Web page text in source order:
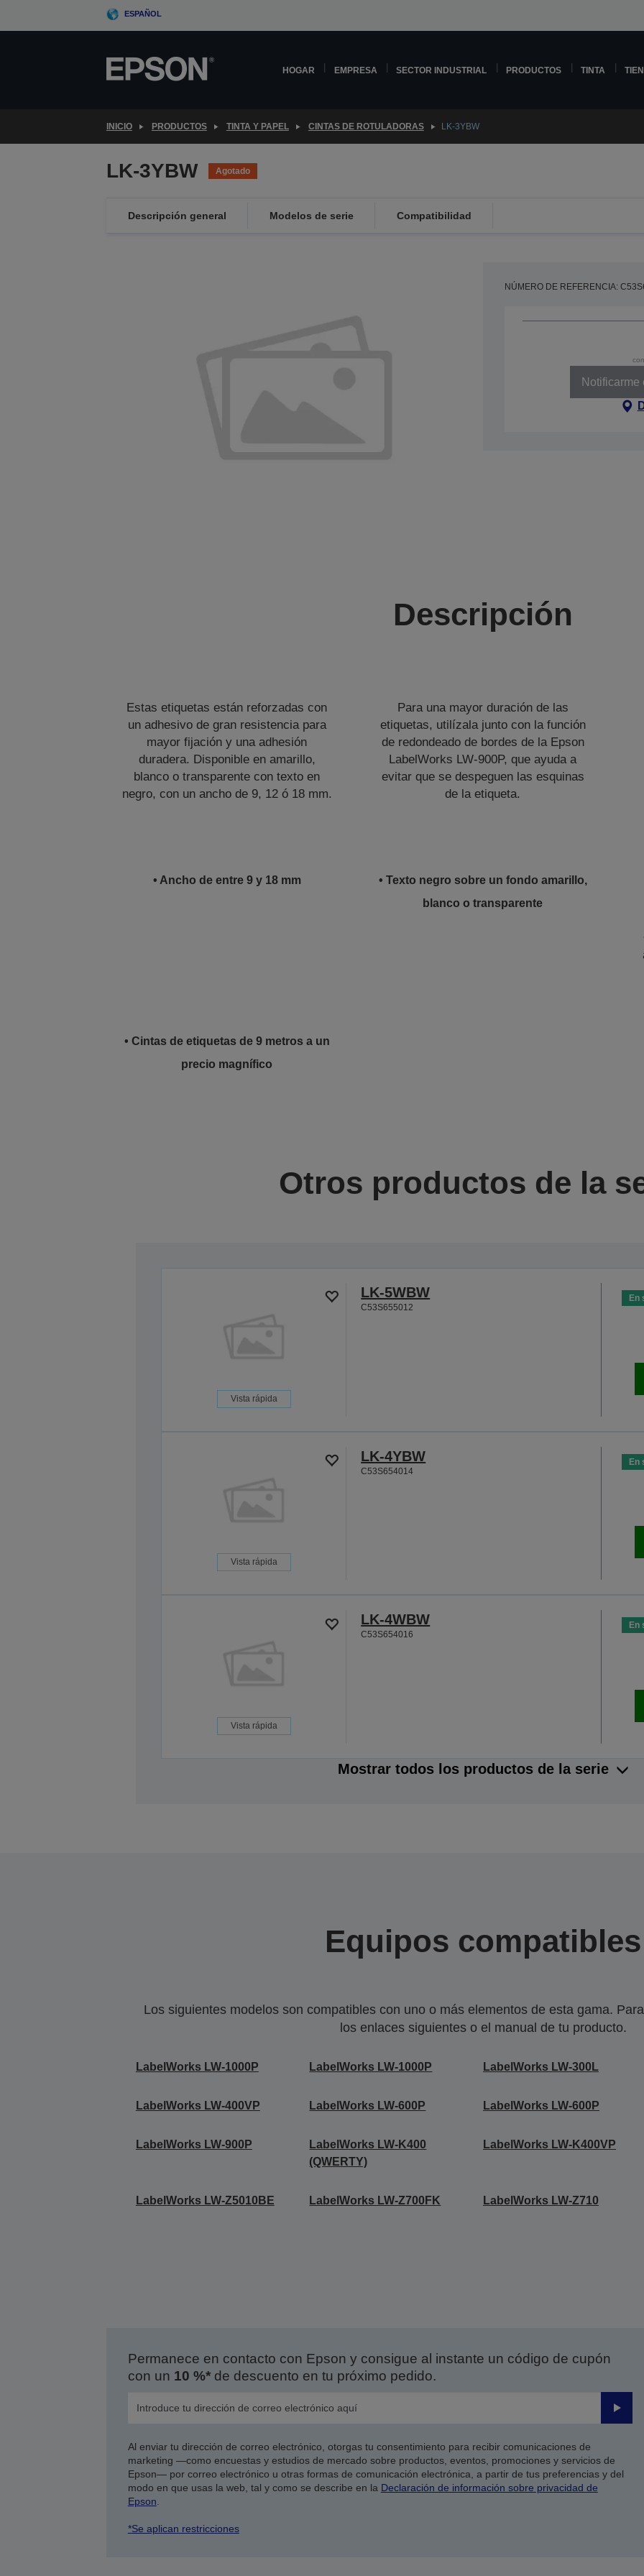
ESPAÑOL
HOGAR EMPRESA SECTOR INDUSTRIAL PRODUCTOS TINTA
INICIO PRODUCTOS TINTA Y PAPEL CINTAS DE ROTULADORAS LK-3YBW
LK-3YBW Agotado
Descripción general Modelos de serie Compatibilidad
NÚMERO DE REFERENCIA:
Descripción
Estas etiquetas están reforzadas con
un adhesivo de gran resistencia para
mayor fijación y una adhesión
duradera. Disponible en amarillo,
blanco o transparente con texto en
negro, con un ancho de 9, 12 ó 18 mm.
Para una mayor duración de las
etiquetas, utilízala junto con la función
de redondeado de bordes de la Epson
LabelWorks LW-900P, que ayuda a
evitar que se despeguen las esquinas
de la etiqueta.
• Ancho de entre 9 y 18 mm
• Texto negro sobre un fondo amarillo,
blanco o transparente
• Cintas de etiquetas de 9 metros a un
precio magnífico
Otros productos de la
Vista rápida
LK-5WBW
C53S655012
En
Vista rápida
LK-4YBW
C53S654014
En
Vista rápida
LK-4WBW
C53S654016
En
Mostrar todos los productos de la serie
Equipos compatibles
Los siguientes modelos son compatibles con uno o más elementos de esta gama.
los enlaces siguientes o el manual de tu producto.
LabelWorks LW-1000P LabelWorks LW-1000P LabelWorks LW-300L
LabelWorks LW-400VP LabelWorks LW-600P LabelWorks LW-600P
LabelWorks LW-900P
LabelWorks LW-K400
(QWERTY)
LabelWorks LW-K400VP
LabelWorks LW-Z5010BE LabelWorks LW-Z700FK LabelWorks LW-Z710
Permanece en contacto con Epson y consigue al instante un código de cupón
con un 10 %*de descuento en tu próximo pedido.
Enviar
Al enviar tu dirección de correo electrónico, otorgas tu consentimiento para recibir comunicaciones de
marketing —como encuestas y estudios de mercado sobre productos, eventos, promociones y servicios de
Epson— por correo electrónico u otras formas de comunicación electrónica, a partir de tus preferencias y del
modo en que usas la web, tal y como se describe en la Declaración de información sobre privacidad de
Epson
*Se aplican restricciones